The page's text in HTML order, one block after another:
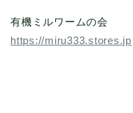
有機ミルワームの会
https://miru333.stores.jp